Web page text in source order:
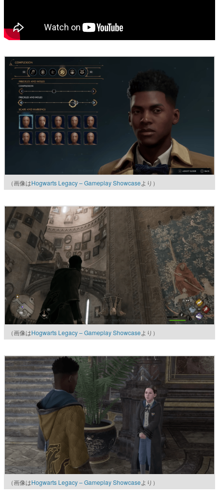
（画像はHogwarts Legacy – Gameplay Showcaseより）
（画像はHogwarts Legacy – Gameplay Showcaseより）
（画像はHogwarts Legacy – Gameplay Showcaseより）